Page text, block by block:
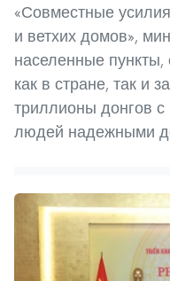
«Совместные
и ветхих домов»,
населенные пункты,
как в стране, так и
триллионы донгов
людей надежными